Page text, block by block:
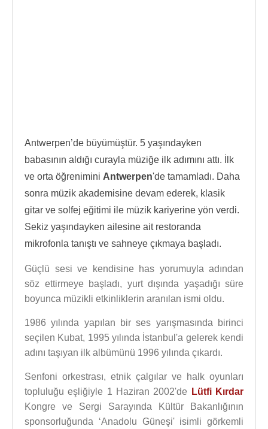
Antwerpen’de büyümüştür. 5 yaşındayken
babasının aldığı curayla müziğe ilk adımını attı. İlk
ve orta öğrenimini Antwerpen'de tamamladı. Daha
sonra müzik akademisine devam ederek, klasik
gitar ve solfej eğitimi ile müzik kariyerine yön verdi.
Sekiz yaşındayken ailesine ait restoranda
mikrofonla tanıştı ve sahneye çıkmaya başladı.
Güçlü sesi ve kendisine has yorumuyla adından
söz ettirmeye başladı, yurt dışında yaşadığı süre
boyunca müzikli etkinliklerin aranılan ismi oldu.
1986 yılında yapılan bir ses yarışmasında birinci
seçilen Kubat, 1995 yılında İstanbul'a gelerek kendi
adını taşıyan ilk albümünü 1996 yılında çıkardı.
Senfoni orkestrası, etnik çalgılar ve halk oyunları
topluluğu eşliğiyle 1 Haziran 2002'de
Lütfi Kırdar
Kongre ve Sergi Sarayında Kültür Bakanlığının
sponsorluğunda ‘Anadolu Güneşi' isimli görkemli